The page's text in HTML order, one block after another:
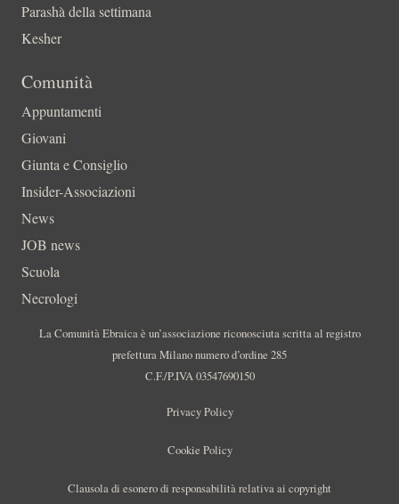
Parashà della settimana
Kesher
Comunità
Appuntamenti
Giovani
Giunta e Consiglio
Insider-Associazioni
News
JOB news
Scuola
Necrologi
La Comunità Ebraica è un’associazione riconosciuta scritta al registro
prefettura Milano numero d’ordine 285
C.F./P.IVA 03547690150
Privacy Policy
Cookie Policy
Clausola di esonero di responsabilità relativa ai copyright